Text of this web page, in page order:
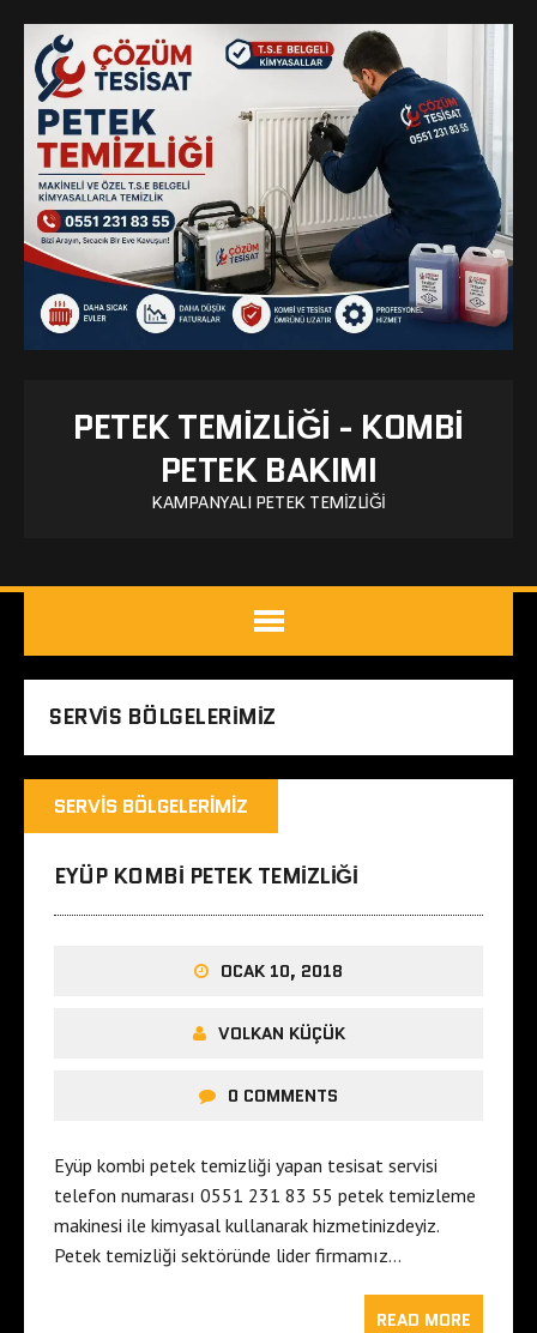
PETEK TEMIZLIĞI - KOMBI
PETEK BAKIMI
KAMPANYALI PETEK TEMIZLIĞI
SERVIS BÖLGELERIMIZ
SERVIS BÖLGELERIMIZ
EYÜP KOMBI PETEK TEMIZLIĞI
OCAK 10, 2018
VOLKAN KÜÇÜK
0 COMMENTS
Eyüp kombi petek temizliği yapan tesisat servisi
telefon numarası 0551 231 83 55 petek temizleme
makinesi ile kimyasal kullanarak hizmetinizdeyiz.
Petek temizliği sektöründe lider firmamız…
READ MORE